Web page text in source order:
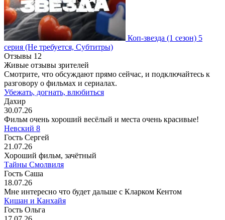
Коп-звезда (1 сезон) 5
серия (Не требуется, Субтитры)
Отзывы 12
Живые отзывы зрителей
Смотрите, что обсуждают прямо сейчас, и подключайтесь к
разговору о фильмах и сериалах.
Убежать, догнать, влюбиться
Дахир
30.07.26
Фильм очень хороший весёлый и места очень красивые!
Невский 8
Гость Сергей
21.07.26
Хороший фильм, зачётный
Тайны Смолвиля
Гость Саша
18.07.26
Мне интересно что будет дальше с Кларком Кентом
Кишан и Канхайя
Гость Ольга